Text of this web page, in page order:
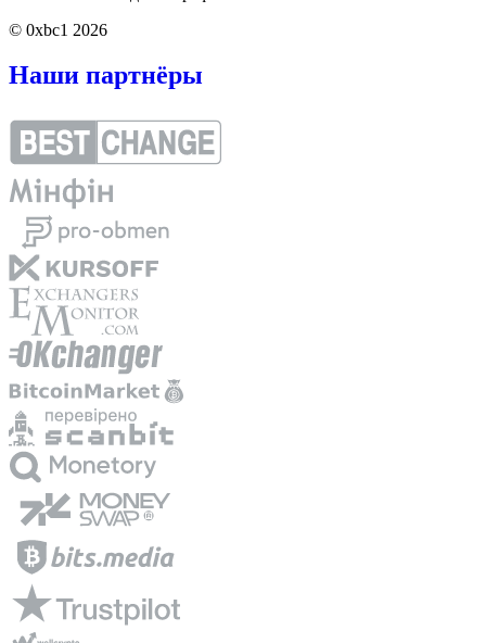
© 0xbc1 2026
Наши партнёры